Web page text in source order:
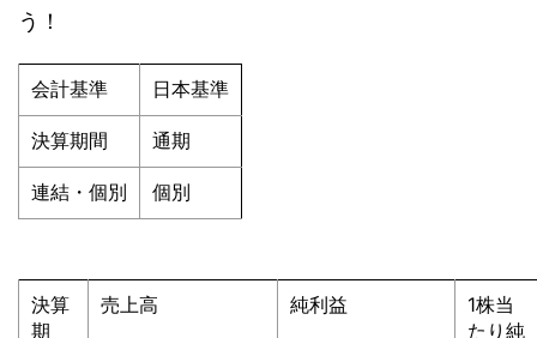
う！
会計基準 日本基準
決算期間 通期
連結・個別 個別
決算
期
売上高 純利益
1株当
たり純